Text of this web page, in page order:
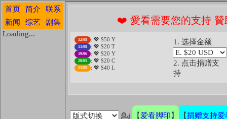
首页 简介
联系
新闻
综艺
剧集
Loading...
❤️ 愛看需要您的支持 贊
12/08 : 💖 $50 Y
11/08 : 💖 $20 T
19/06 : 💖 $20 Y
20/05 : 💖 $20 C
11/05 : 💖 $40 L
1. 选择金额
2. 点击捐赠支
持
💁ℹ 【爱看脚印 】 【捐赠支持爱